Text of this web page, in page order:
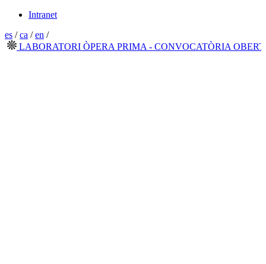
Intranet
es /ca /en /
LABORATORI ÒPERA PRIMA - CONVOCATÒRIA OBERTA